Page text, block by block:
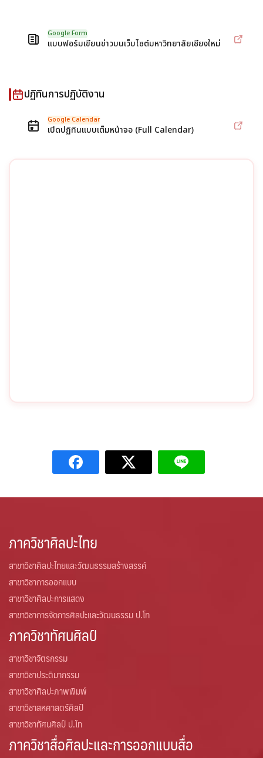
Google Form
แบบฟอร์มเขียนข่าวบนเว็บไซต์มหาวิทยาลัยเชียงใหม่
ปฏิทินการปฏิบัติงาน
Google Calendar
เปิดปฏิทินแบบเต็มหน้าจอ (Full Calendar)
ภาควิชาศิลปะไทย
สาขาวิชาศิลปะไทยและวัฒนธรรมสร้างสรรค์
สาขาวิชาการออกแบบ
สาขาวิชาศิลปะการแสดง
สาขาวิชาการจัดการศิลปะและวัฒนธรรม ป.โท
ภาควิชาทัศนศิลป์
สาขาวิชาจิตรกรรม
สาขาวิชาประติมากรรม
สาขาวิชาศิลปะภาพพิมพ์
สาขาวิชาสหศาสตร์ศิลป์
สาขาวิชาทัศนศิลป์ ป.โท
ภาควิชาสื่อศิลปะและการออกแบบสื่อ